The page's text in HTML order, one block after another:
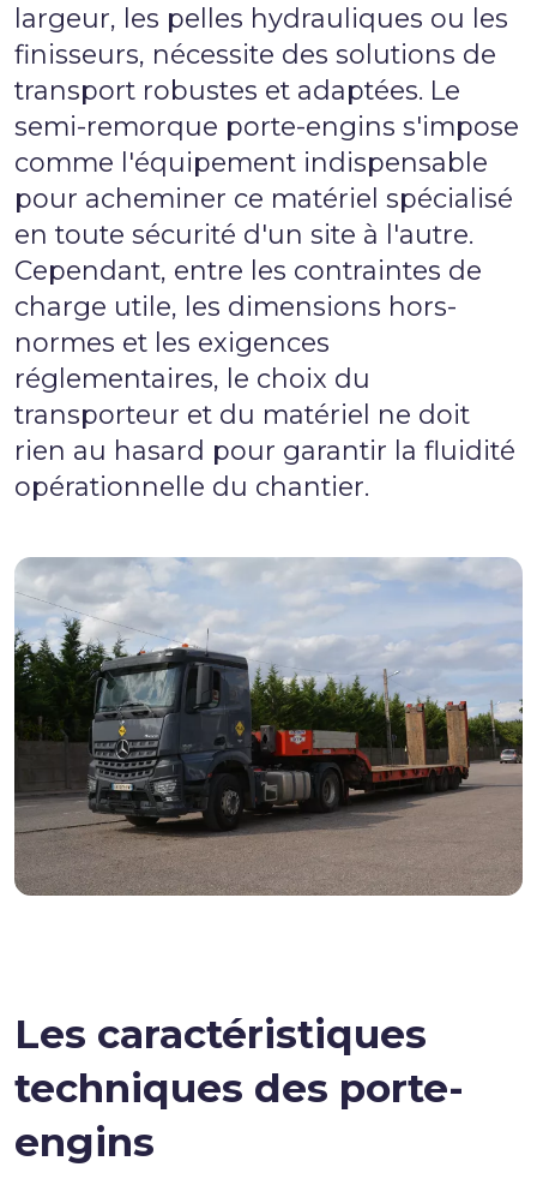
largeur, les pelles hydrauliques ou les
finisseurs, nécessite des solutions de
transport robustes et adaptées. Le
semi-remorque porte-engins s'impose
comme l'équipement indispensable
pour acheminer ce matériel spécialisé
en toute sécurité d'un site à l'autre.
Cependant, entre les contraintes de
charge utile, les dimensions hors-
normes et les exigences
réglementaires, le choix du
transporteur et du matériel ne doit
rien au hasard pour garantir la fluidité
opérationnelle du chantier.
Les caractéristiques
techniques des porte-
engins